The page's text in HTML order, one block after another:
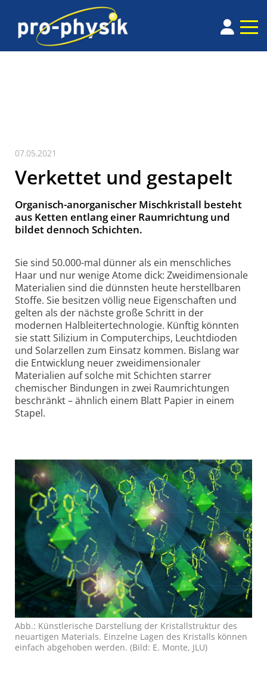
07.05.2021
Verkettet und gestapelt
Organisch-anorganischer Mischkristall besteht
aus Ketten entlang einer Raumrichtung und
bildet dennoch Schichten.
Sie sind 50.000-mal dünner als ein menschliches
Haar und nur wenige Atome dick: Zweidimensionale
Materialien sind die dünnsten heute herstellbaren
Stoffe. Sie besitzen völlig neue Eigenschaften und
gelten als der nächste große Schritt in der
modernen Halbleiter­technologie. Künftig könnten
sie statt Silizium in Computerchips, Leuchtdioden
und Solarzellen zum Einsatz kommen. Bislang war
die Entwicklung neuer zweidimensionaler
Materialien auf solche mit Schichten starrer
chemischer Bindungen in zwei Raumrichtungen
beschränkt – ähnlich einem Blatt Papier in einem
Stapel.
Abb.: Künstlerische Darstellung der Kristall­struktur des
neuartigen Materials. Einzelne Lagen des Kristalls können
einfach abgehoben werden. (Bild: E. Monte, JLU)